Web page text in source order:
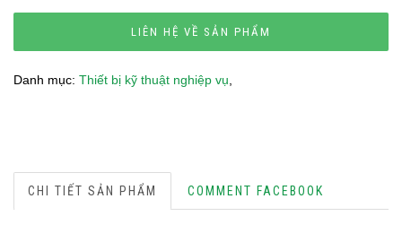
LIÊN HỆ VỀ SẢN PHẨM
Danh mục: Thiết bị kỹ thuật nghiệp vụ
CHI TIẾT SẢN PHẨM COMMENT FACEBOOK